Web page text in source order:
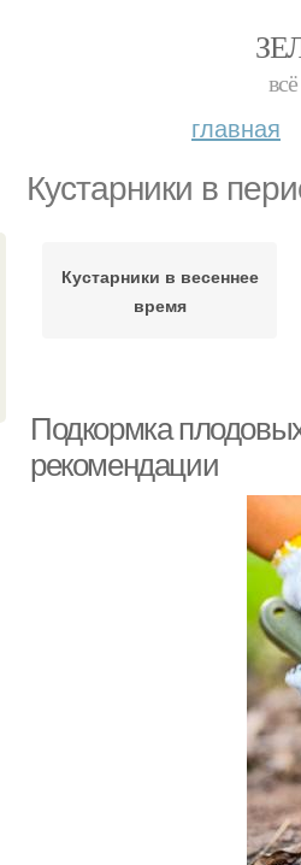
главная
Кустарники в
Кустарники в весеннее
время
Подкормка
рекомендации